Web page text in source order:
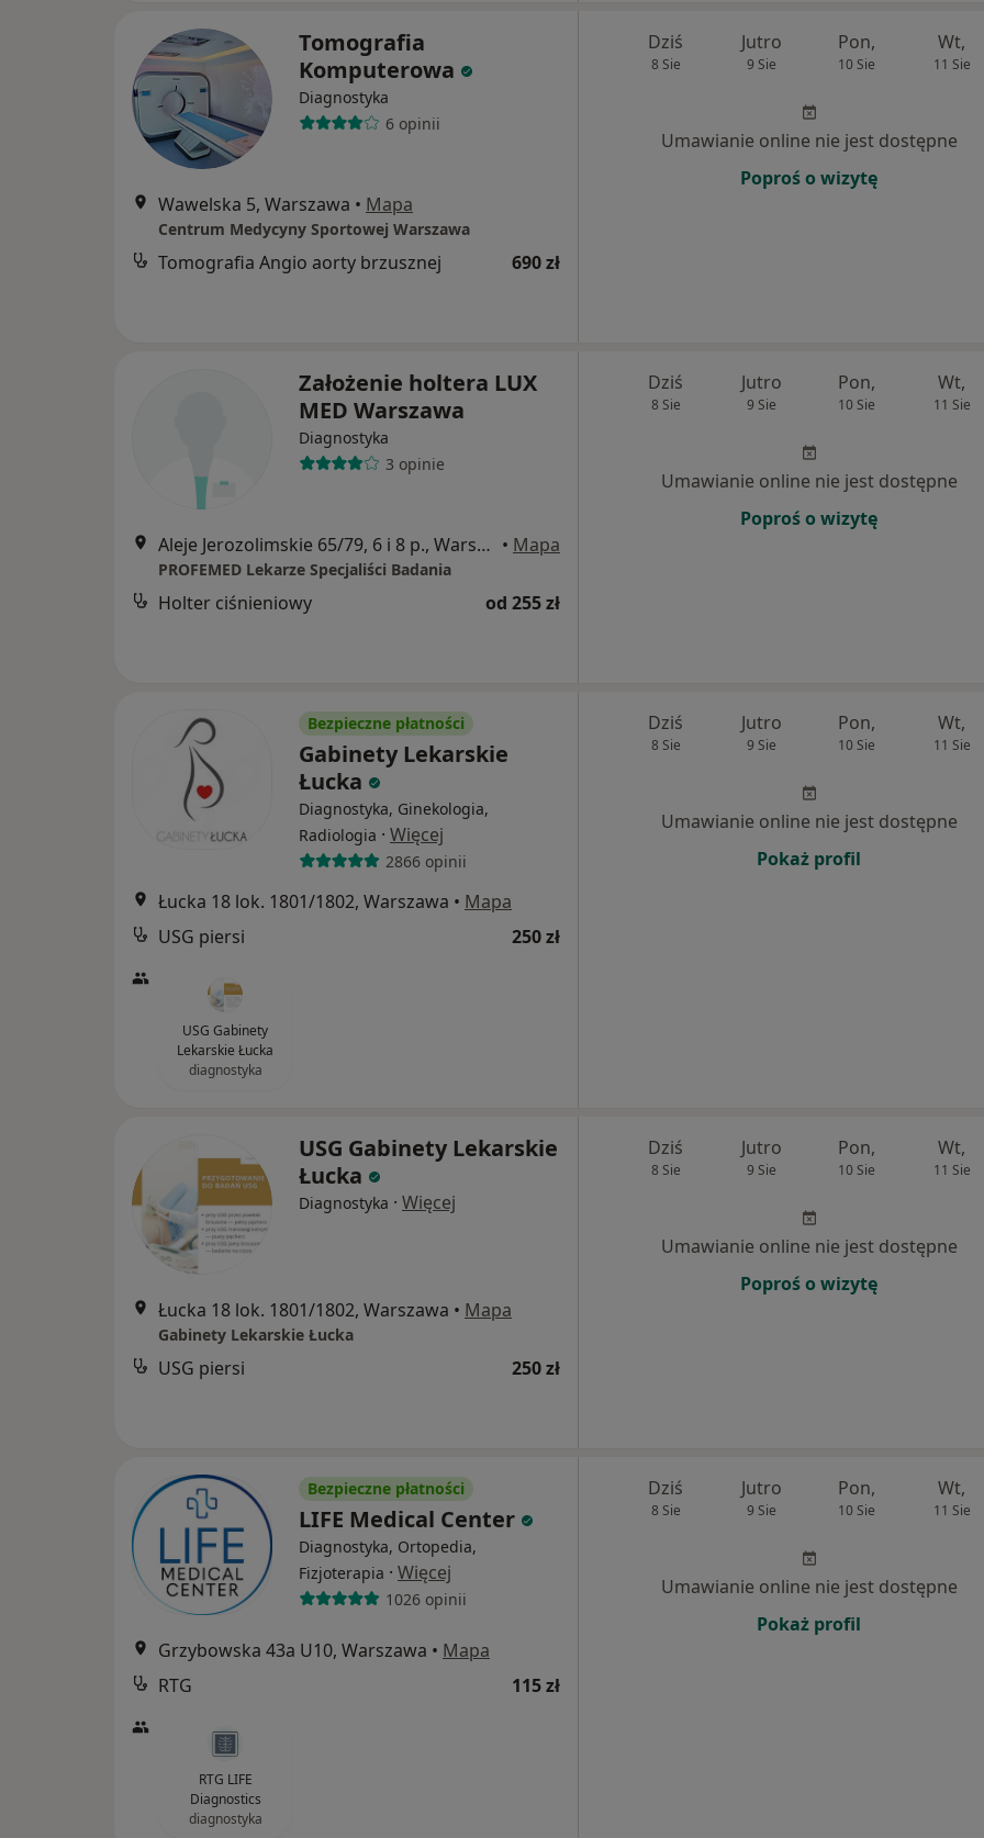
Tomografia
Komputerowa
Diagnostyka
6 opinii
Wawelska 5, Warszawa • Mapa
Centrum Medycyny Sportowej Warszawa
Tomografia Angio aorty brzusznej 690 zł
Dziś
8 Sie
Jutro
9 Sie
Pon,
10 Sie
Wt,
11 Sie
Umawianie online nie jest dostępne
Poproś o wizytę
Założenie holtera LUX
MED Warszawa
Diagnostyka
3 opinie
Aleje Jerozolimskie 65/79, 6 i 8 p., Warszawa • Mapa
PROFEMED Lekarze Specjaliści Badania
Holter ciśnieniowy od 255 zł
Dziś
8 Sie
Jutro
9 Sie
Pon,
10 Sie
Wt,
11 Sie
Umawianie online nie jest dostępne
Poproś o wizytę
Bezpieczne płatności
Gabinety Lekarskie
Łucka
Diagnostyka, Ginekologia,
Radiologia · Więcej
2866 opinii
Łucka 18 lok. 1801/1802, Warszawa • Mapa
USG piersi
250 zł
USG Gabinety
Lekarskie Łucka
diagnostyka
Dziś
8 Sie
Jutro
9 Sie
Pon,
10 Sie
Wt,
11 Sie
Umawianie online nie jest dostępne
Pokaż profil
USG Gabinety Lekarskie
Łucka
Diagnostyka · Więcej
Łucka 18 lok. 1801/1802, Warszawa • Mapa
Gabinety Lekarskie Łucka
USG piersi 250 zł
Dziś
8 Sie
Jutro
9 Sie
Pon,
10 Sie
Wt,
11 Sie
Umawianie online nie jest dostępne
Poproś o wizytę
Bezpieczne płatności
LIFE Medical Center
Diagnostyka, Ortopedia,
Fizjoterapia · Więcej
1026 opinii
Grzybowska 43a U10, Warszawa • Mapa
RTG
115 zł
RTG LIFE
Diagnostics
diagnostyka
Dziś
8 Sie
Jutro
9 Sie
Pon,
10 Sie
Wt,
11 Sie
Umawianie online nie jest dostępne
Pokaż profil